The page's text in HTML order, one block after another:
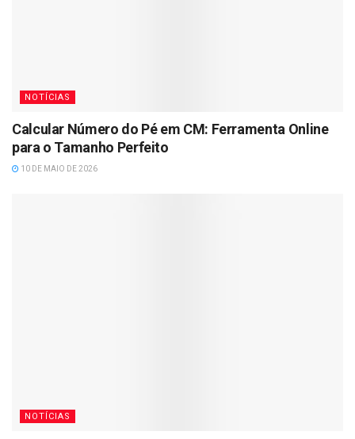
NOTÍCIAS
Calcular Número do Pé em CM: Ferramenta Online
para o Tamanho Perfeito
10 DE MAIO DE 2026
NOTÍCIAS